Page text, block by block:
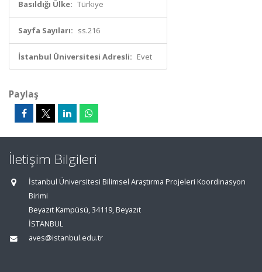
Basıldığı Ülke: Türkiye
Sayfa Sayıları: ss.216
İstanbul Üniversitesi Adresli: Evet
Paylaş
İletişim Bilgileri
İstanbul Üniversitesi Bilimsel Araştırma Projeleri Koordinasyon
Birimi
Beyazıt Kampüsü, 34119, Beyazıt
İSTANBUL
aves@istanbul.edu.tr